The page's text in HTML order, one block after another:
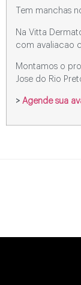
Tem manchas
Na Vitta
com avaliacao
Montamos o
Jose do Rio
> Agende sua